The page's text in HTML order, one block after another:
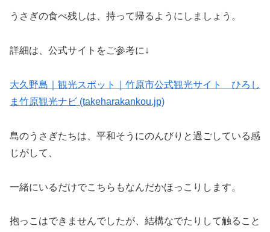
うさぎの食べ残しは、持って帰るようにしましょう。
詳細は、公式サイトをご参考に↓
大久野島｜観光スポット｜竹原市公式観光サイト ひろし
ま竹原観光ナビ (takeharakankou.jp)
島のうさぎたちは、平和そうにのんびりと過ごしている感
じがして、
一緒にいるだけでこちらもなんだかほっこりします。
抱っこはできませんでしたが、結構なでたりして触ること